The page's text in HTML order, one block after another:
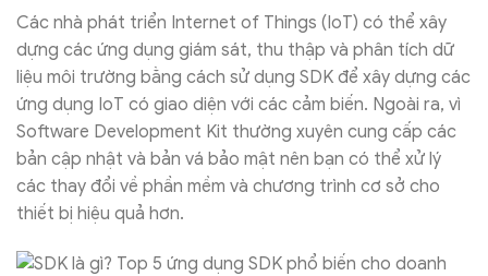
Các nhà phát triển Internet of Things (IoT) có thể xây
dựng các ứng dụng giám sát, thu thập và phân tích dữ
liệu môi trường bằng cách sử dụng SDK để xây dựng các
ứng dụng IoT có giao diện với các cảm biến. Ngoài ra, vì
Software Development Kit thường xuyên cung cấp các
bản cập nhật và bản vá bảo mật nên bạn có thể xử lý
các thay đổi về phần mềm và chương trình cơ sở cho
thiết bị hiệu quả hơn.